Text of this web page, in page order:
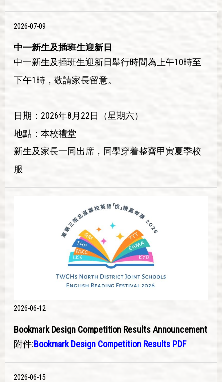
2026-07-09
中一新生及插班生迎新日
中一新生及插班生迎新日舉行時間為上午10時至
下午1時，敬請家長留意。
日期：2026年8月22日（星期六）
地點：本校禮堂
新生及家長一同出席，同學穿着整齊甲寅夏季校
服
2026-06-12
Bookmark Design Competition Results Announcement
附件:Bookmark Design Competition Results PDF
2026-06-15